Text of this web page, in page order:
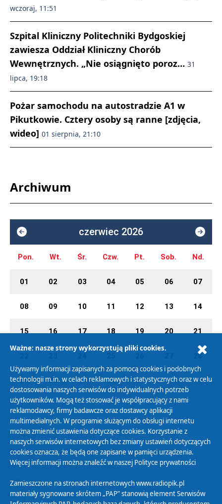
wczoraj, 11:51
Szpital Kliniczny Politechniki Bydgoskiej
zawiesza Oddział Kliniczny Chorób
Wewnętrznych. „Nie osiągnięto poroz… 31
lipca, 19:18
Pożar samochodu na autostradzie A1 w
Pikutkowie. Cztery osoby są ranne [zdjęcia,
wideo] 01 sierpnia, 21:10
Archiwum
czerwiec 2026
Pon. Wt. Śr. Czw. Pt. Sob. Nd.
01 02 03 04 05 06 07
08 09 10 11 12 13 14
15 16 17 18 19 20 21
28
29 30 01 02 03 04 05
Polityka Prywatności
Zasady korzystania z Serwisu
Organizacje Pożytku Publicznego
Cyfryzacja DAB+
Polityka ochrony danych osobowych
Ważne: nasze strony wykorzystują pliki cookies.
Używamy informacji zapisanych za pomocą cookies i podobnych
technologii m.in. w celach reklamowych i statystycznych oraz w celu
dostosowania naszych serwisów do indywidualnych potrzeb
użytkowników. Mogą też stosować je współpracujący z nami
reklamodawcy, firmy badawcze oraz dostawcy aplikacji
multimedialnych. W programie służącym do obsługi internetu
można zmienić ustawienia dotyczące cookies. Korzystanie z
naszych serwisów internetowych bez zmiany ustawień dotyczących
cookies oznacza, że będą one zapisane w pamięci urządzenia.
Więcej informacji można znaleźć w naszej Polityce prywatności
Zamieszczone na stronach internetowych www.radiopik.pl
materiały sygnowane skrótem „PAP” stanowią element Serwisów